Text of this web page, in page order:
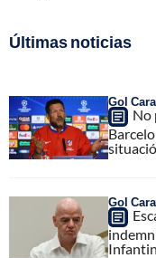
Últimas noticias
Gol
No
Gol